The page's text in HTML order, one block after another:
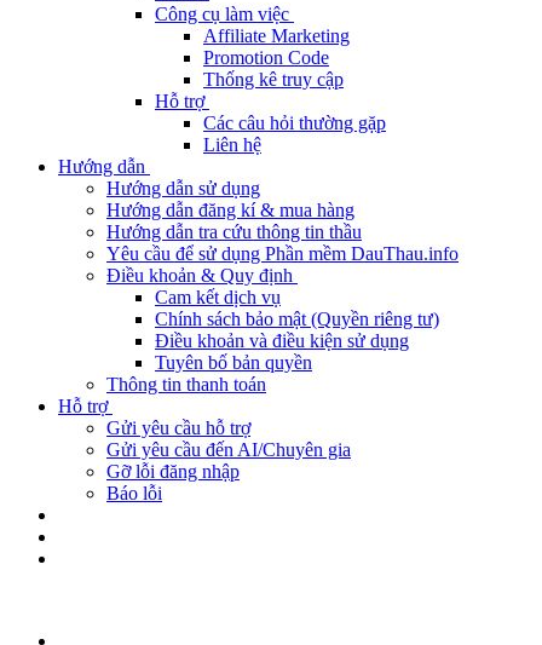
Công cụ làm việc
Affiliate Marketing
Promotion Code
Thống kê truy cập
Hỗ trợ
Các câu hỏi thường gặp
Liên hệ
Hướng dẫn
Hướng dẫn sử dụng
Hướng dẫn đăng kí & mua hàng
Hướng dẫn tra cứu thông tin thầu
Yêu cầu để sử dụng Phần mềm DauThau.info
Điều khoản & Quy định
Cam kết dịch vụ
Chính sách bảo mật (Quyền riêng tư)
Điều khoản và điều kiện sử dụng
Tuyên bố bản quyền
Thông tin thanh toán
Hỗ trợ
Gửi yêu cầu hỗ trợ
Gửi yêu cầu đến AI/Chuyên gia
Gỡ lỗi đăng nhập
Báo lỗi